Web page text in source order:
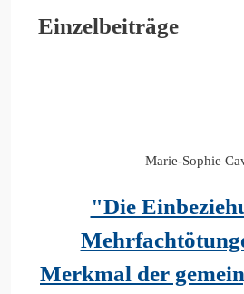
Einzelbeiträge
Marie-Sophie
"Die
Merkmal der